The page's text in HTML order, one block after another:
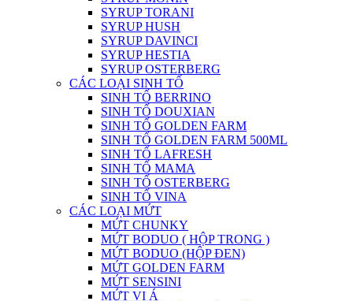
SYRUP TORANI
SYRUP HUSH
SYRUP DAVINCI
SYRUP HESTIA
SYRUP OSTERBERG
CÁC LOẠI SINH TỐ
SINH TỐ BERRINO
SINH TỐ DOUXIAN
SINH TỐ GOLDEN FARM
SINH TỐ GOLDEN FARM 500ML
SINH TỐ LAFRESH
SINH TỐ MAMA
SINH TỐ OSTERBERG
SINH TỐ VINA
CÁC LOẠI MỨT
MỨT CHUNKY
MỨT BODUO ( HỘP TRONG )
MỨT BODUO (HỘP ĐEN)
MỨT GOLDEN FARM
MỨT SENSINI
MỨT VỊ Á